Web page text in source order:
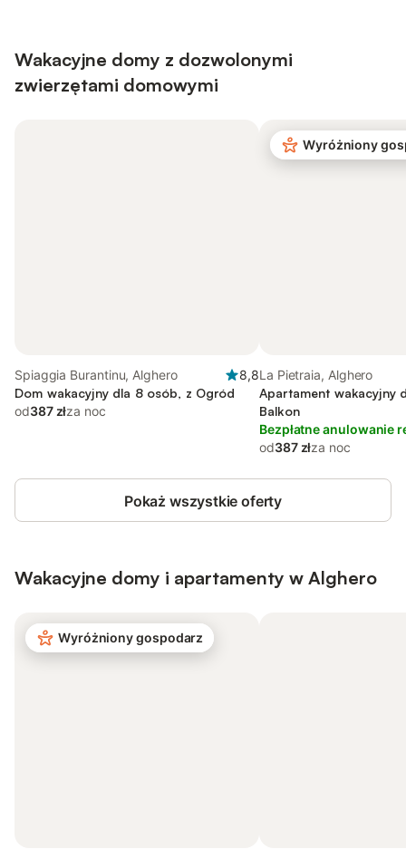
Wakacyjne domy z dozwolonymi
zwierzętami domowymi
Spiaggia Burantinu, Alghero
8,8
Dom wakacyjny dla 8 osób, z Ogród
od387 złza noc
Wyróżniony
La Pietraia, Alghero
Apartament wakacyjny
Balkon
Bezpłatne anulowanie
od387 złza noc
Pokaż wszystkie oferty
Wakacyjne domy i apartamenty w Alghero
Wyróżniony gospodarz